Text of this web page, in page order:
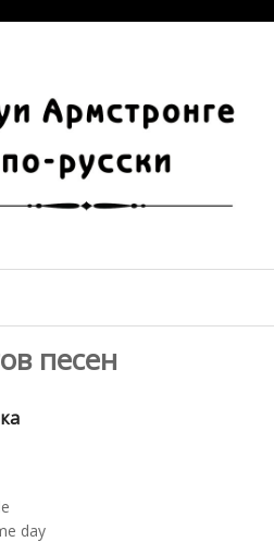
песен
day